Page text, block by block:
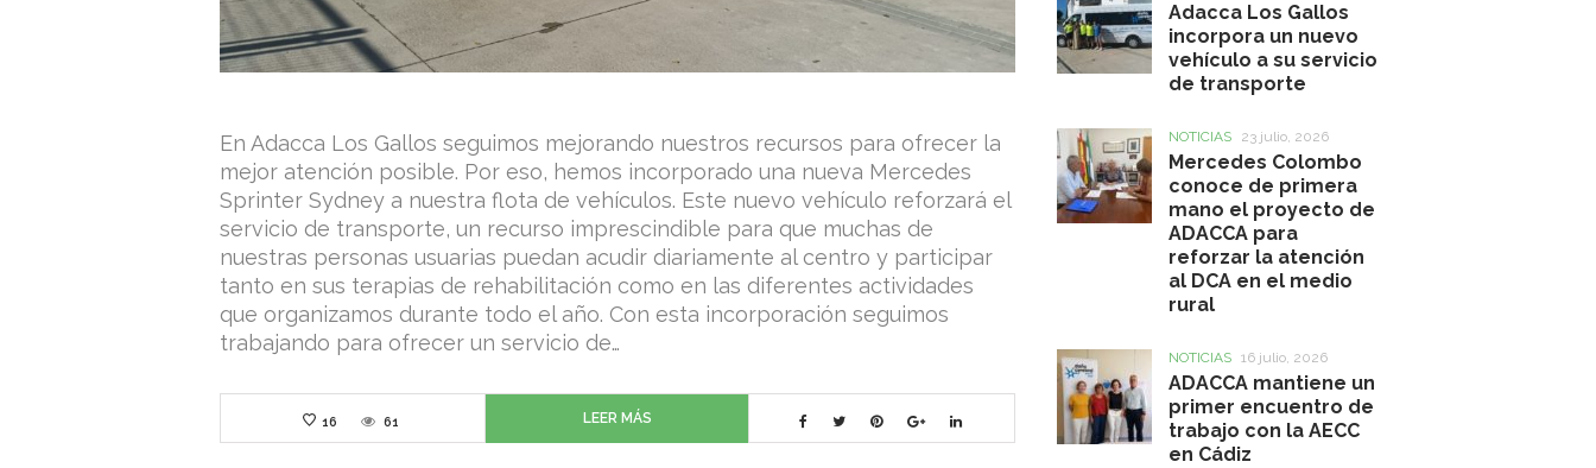
En Adacca Los Gallos seguimos mejorando nuestros recursos para ofrecer la
mejor atención posible. Por eso, hemos incorporado una nueva Mercedes
Sprinter Sydney a nuestra flota de vehículos. Este nuevo vehículo reforzará el
servicio de transporte, un recurso imprescindible para que muchas de
nuestras personas usuarias puedan acudir diariamente al centro y participar
tanto en sus terapias de rehabilitación como en las diferentes actividades
que organizamos durante todo el año. Con esta incorporación seguimos
trabajando para ofrecer un servicio de…
16 61 LEER MÁS
Adacca Los Gallos
incorpora un nuevo
vehículo a su servicio
de transporte
NOTICIAS 23 julio, 2026
Mercedes Colombo
conoce de primera
mano el proyecto de
ADACCA para
reforzar la atención
al DCA en el medio
rural
NOTICIAS 16 julio, 2026
ADACCA mantiene un
primer encuentro de
trabajo con la AECC
en Cádiz